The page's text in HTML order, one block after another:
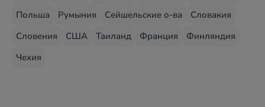
Польша
Румыния Сейшельские о-ва
Словакия
Словения
США Таиланд Франция
Финляндия
Чехия